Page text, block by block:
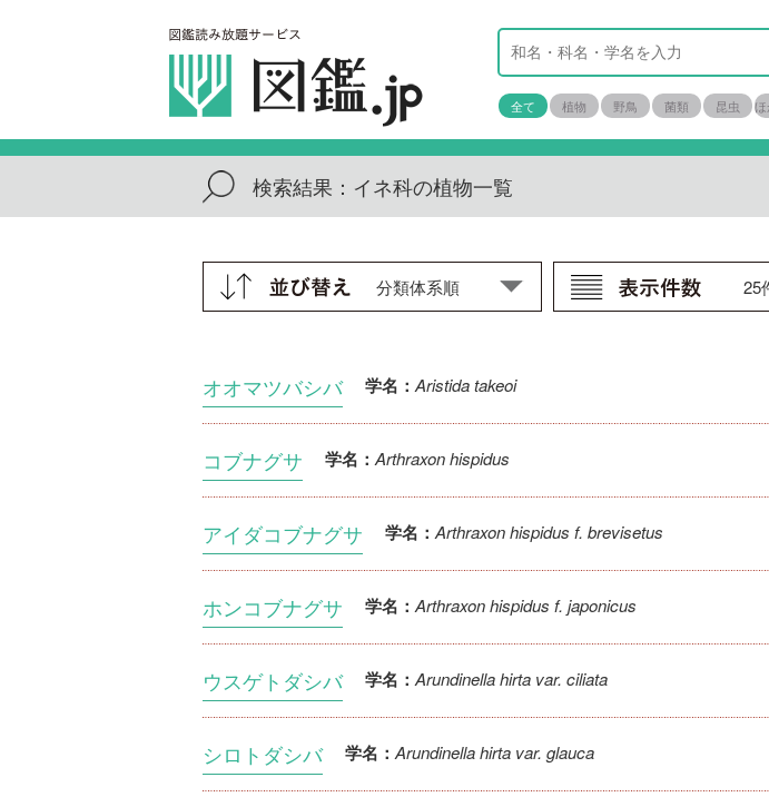
全て 植物 野鳥 菌類 昆虫
検索結果： イネ科の植物一覧
オオマツバシバ 学名： Aristida takeoi
コブナグサ 学名： Arthraxon hispidus
アイダコブナグサ 学名： Arthraxon hispidus f. brevisetus
ホンコブナグサ 学名： Arthraxon hispidus f. japonicus
ウスゲトダシバ 学名： Arundinella hirta var. ciliata
シロトダシバ 学名： Arundinella hirta var. glauca